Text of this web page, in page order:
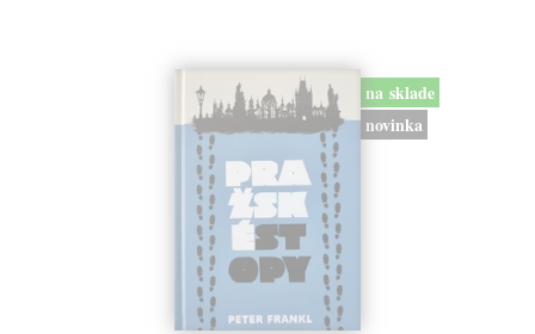
na sklade
novinka